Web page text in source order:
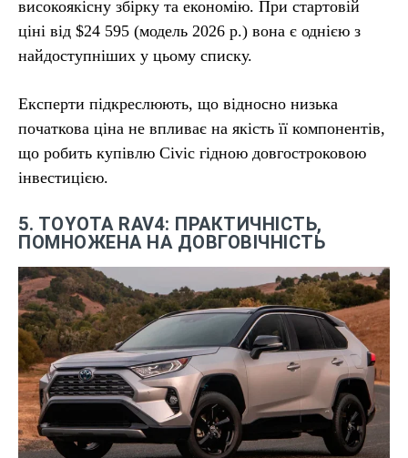
високоякісну збірку та економію. При стартовій
ціні від $24 595 (модель 2026 р.) вона є однією з
найдоступніших у цьому списку.
Експерти підкреслюють, що відносно низька
початкова ціна не впливає на якість її компонентів,
що робить купівлю Civic гідною довгостроковою
інвестицією.
5. TOYOTA RAV4: ПРАКТИЧНІСТЬ,
ПОМНОЖЕНА НА ДОВГОВІЧНІСТЬ